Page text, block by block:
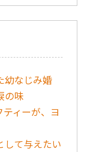
幼なじみ婚
の味
ィーが、ヨ
して与えたい